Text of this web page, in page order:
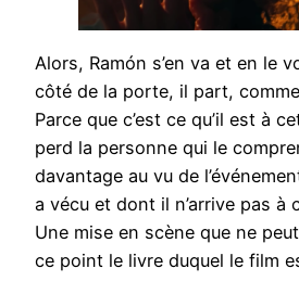
Alors, Ramón s’en va et en le
côté de la porte, il part,
Parce que c’est ce qu’il est à
perd la personne qui le
davantage au vu de
a vécu et dont il n’arrive pas à
Une mise en scène que ne
ce point le livre duquel le film